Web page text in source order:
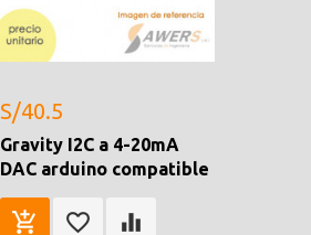
S/40.5
Gravity I2C a 4-20mA
DAC arduino compatible